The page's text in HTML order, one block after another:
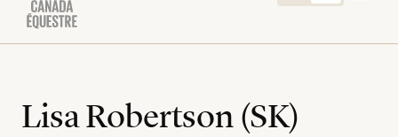
Lisa Robertson (SK)